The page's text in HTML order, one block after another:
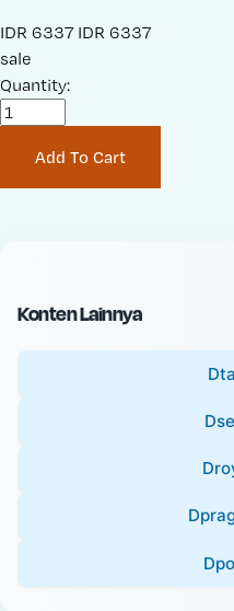
S
a
l
e
i
IDR 6337 O
n
a
c
e
IDR 6337
sale
Quantity:
Add To Cart
Konten Lainnya